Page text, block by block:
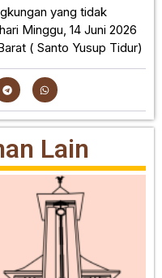
yang tidak
Minggu, 14 Juni 2026
( Santo Yusup Tidur)
Lain